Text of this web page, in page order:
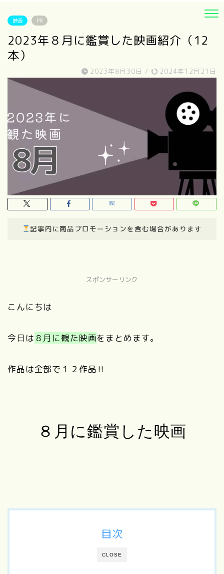
映画 PR
2023年８月に鑑賞した映画紹介（12
本）
2023年8月30日 / 2024年12月21日
記事内に商品プロモーションを含む場合があります
スポンサーリンク
こんにちは
今日は ８月に観た映画をまとめます。
作品は全部で１２作品‼︎
８月に鑑賞した映画
CLOSE
目次